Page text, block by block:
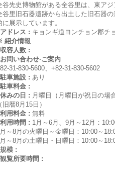
谷先史博物館がある全谷里は、東ア
谷里旧石器遺跡から出土した旧石器
に展示しています。
ドレス : キョンギ道ヨンチョン郡チ
紹介情報
容人数 :
問い合わせ·ご案内
31-830-5600、+82-31-830-5602
車施設 : あり
車料金 :
みの日 : 月曜日（月曜日が祝日の場
（旧暦8月15日）
用料金 : 無料
用時間 : 1月～6月、9月～12月：
～8月の火曜日～金曜日：10:00～
～8月の土曜日・日曜日：10:00～
模 :
覧所要時間 :